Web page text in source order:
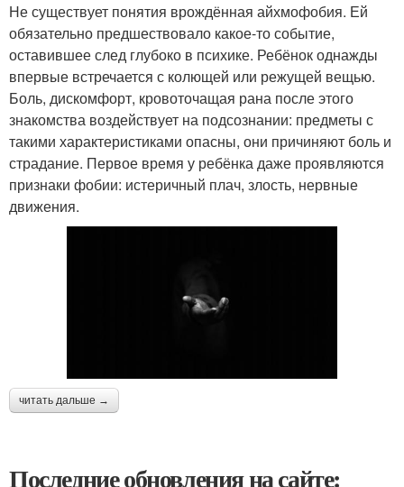
Не существует понятия врождённая айхмофобия. Ей
обязательно предшествовало какое-то событие,
оставившее след глубоко в психике. Ребёнок однажды
впервые встречается с колющей или режущей вещью.
Боль, дискомфорт, кровоточащая рана после этого
знакомства воздействует на подсознании: предметы с
такими характеристиками опасны, они причиняют боль и
страдание. Первое время у ребёнка даже проявляются
признаки фобии: истеричный плач, злость, нервные
движения.
читать дальше →
Последние обновления на сайте: